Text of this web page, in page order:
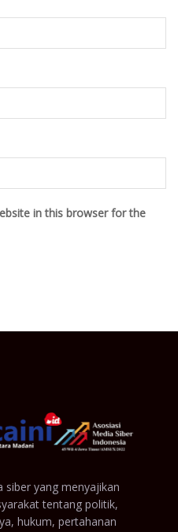
in this browser for the
siber yang menyajikan
tentang politik,
hukum, pertahanan